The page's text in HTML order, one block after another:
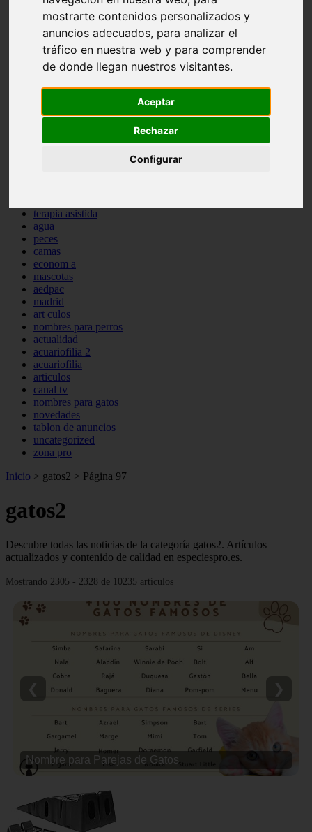
mostrarte contenidos personalizados y
anuncios adecuados, para analizar el
tráfico en nuestra web y para comprender
de donde llegan nuestros visitantes.
Aceptar
Rechazar
Configurar
protagonistas
reptiles
abandono
adopci n
ferias
higiene
snacks
iberzoo propet
terapia asistida
agua
peces
camas
econom a
mascotas
aedpac
madrid
art culos
nombres para perros
actualidad
acuariofilia 2
acuariofilia
articulos
canal tv
nombres para gatos
novedades
tablon de anuncios
uncategorized
zona pro
Inicio > gatos2 > Página 97
gatos2
Descubre todas las noticias de la categoría gatos2. Artículos
actualizados y contenido de calidad en especiespro.es.
Mostrando 2305 - 2328 de 10235 artículos
Nombre para Parejas de Gatos
❮ ❯